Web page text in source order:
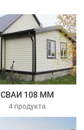
СВАИ 108 ММ
4 продукта